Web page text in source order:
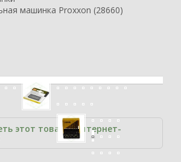
машинка Proxxon (28660)
этот товар в интернет-